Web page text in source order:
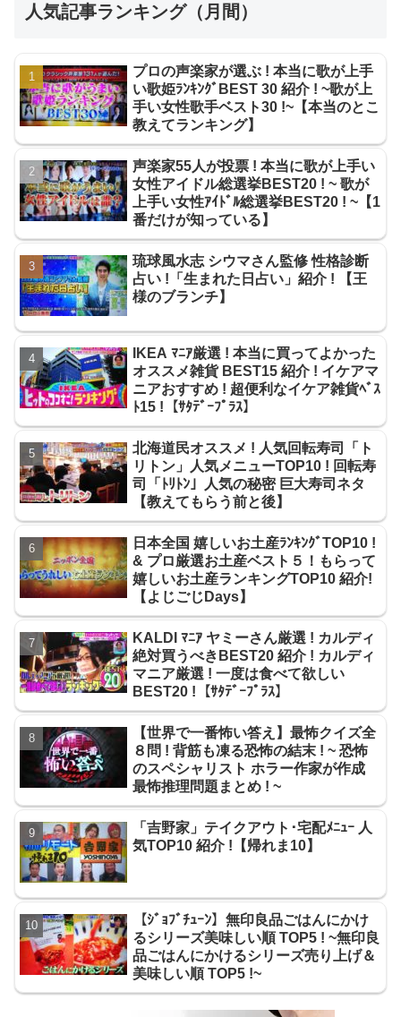
人気記事ランキング（月間）
プロの声楽家が選ぶ ! 本当に歌が上手
い歌姫ﾗﾝｷﾝｸﾞBEST 30 紹介 ! ~歌が上
手い女性歌手ベスト30 !~【本当のとこ
教えてランキング】
声楽家55人が投票 ! 本当に歌が上手い
女性アイドル総選挙BEST20 ! ~ 歌が
上手い女性ｱｲﾄﾞﾙ総選挙BEST20 ! ~【1
番だけが知っている】
琉球風水志 シウマさん監修 性格診断
占い !「生まれた日占い」紹介 ! 【王
様のブランチ】
IKEA ﾏﾆｱ厳選 ! 本当に買ってよかった
オススメ雑貨 BEST15 紹介 ! イケアマ
ニアおすすめ ! 超便利なイケア雑貨ﾍﾞｽ
ﾄ15 !【ｻﾀﾃﾞｰﾌﾟﾗｽ】
北海道民オススメ ! 人気回転寿司「ト
リトン」人気メニューTOP10 ! 回転寿
司「ﾄﾘﾄﾝ」人気の秘密 巨大寿司ネタ
【教えてもらう前と後】
日本全国 嬉しいお土産ﾗﾝｷﾝｸﾞTOP10 !
& プロ厳選お土産ベスト５！もらって
嬉しいお土産ランキングTOP10 紹介!
【よじごじDays】
KALDI ﾏﾆｱ ヤミーさん厳選 ! カルディ
絶対買うべきBEST20 紹介 ! カルディ
マニア厳選 ! 一度は食べて欲しい
BEST20 !【ｻﾀﾃﾞｰﾌﾟﾗｽ】
【世界で一番怖い答え】最怖クイズ全
８問 ! 背筋も凍る恐怖の結末 ! ~ 恐怖
のスペシャリスト ホラー作家が作成
最怖推理問題まとめ ! ~
「吉野家」テイクアウト･宅配ﾒﾆｭｰ 人
気TOP10 紹介 !【帰れま10】
【ｼﾞｮﾌﾞﾁｭｰﾝ】無印良品ごはんにかけ
るシリーズ美味しい順 TOP5 ! ~無印良
品ごはんにかけるシリーズ売り上げ＆
美味しい順 TOP5 !~